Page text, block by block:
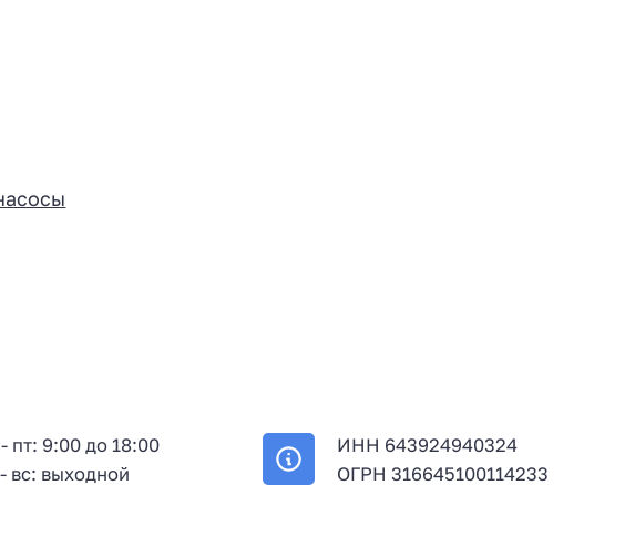
пт: 9:00 до 18:00
вс: выходной
ИНН 643924940324
ОГРН 316645100114233